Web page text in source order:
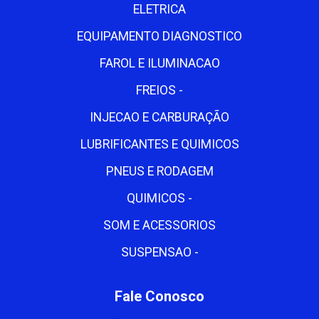
ELETRICA
EQUIPAMENTO DIAGNOSTICO
FAROL E ILUMINACAO
FREIOS -
INJECAO E CARBURAÇÃO
LUBRIFICANTES E QUIMICOS
PNEUS E RODAGEM
QUIMICOS -
SOM E ACESSORIOS
SUSPENSAO -
Fale Conosco